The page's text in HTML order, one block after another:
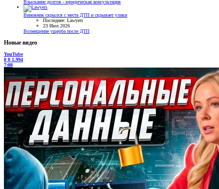
Взыскание долгов - юридическая консультация
Виновник скрылся с места ДТП и скрывает улики
Последнее: Lawyers
23 Июл 2026
Возмещение ущерба после ДТП
Новые видео
YouTube
0 0 1.994
7:08